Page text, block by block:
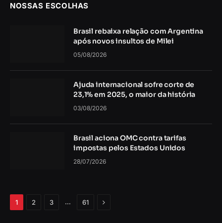
NOSSAS ESCOLHAS
Brasil rebaixa relação com Argentina
após novos insultos de Milei
05/08/2026
Ajuda internacional sofre corte de
23,1% em 2025, o maior da história
03/08/2026
Brasil aciona OMC contra tarifas
impostas pelos Estados Unidos
28/07/2026
1 2 3 … 61 Próximo